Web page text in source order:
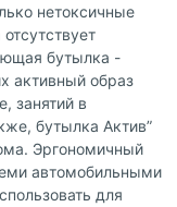
нетоксичные
бутылка -
активный образ
занятий в
бутылка Актив”
Эргономичный
автомобильными
для